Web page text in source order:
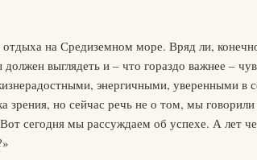
на Средиземном море. Вряд ли,
должен выглядеть и – что гораздо важнее –
энергичными, уверенными
зрения, но сейчас речь не о том, мы
сегодня мы рассуждаем об успехе. А лет